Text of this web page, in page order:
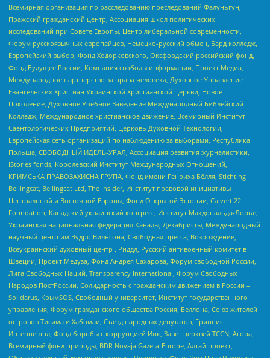
Всемирная организация по расследованию преследований Фалуньгун,
Пражский гражданский центр, Ассоциация школ политических
исследований при Совете Европы, Центр либеральной современности,
Форум русскоязычных европейцев, Немецко-русский обмен, Бард колледж,
Европейский выбор, Фонд Ходорковского, Оксфордский российский фонд,
Фонд Будущее России, Компания свободы информации, Проект Медиа,
Международное партнерство за права человека, Духовное Управление
Евангельских Христиан Украинской Христианской Церкви, Новое
Поколение, Духовное Учебное Заведение Международный Библейский
Колледж, Международное христианское движение, Всемирный Институт
Саентологических Предприятий, Церковь Духовной Технологии,
Европейская сеть организаций по наблюдению за выборами, Республика
Польша, СВОБОДНЫЙ ИДЕЛЬ-УРАЛ, Ассоциация развития журналистики,
IStories fonds, Королевский Институт Международных Отношений,
КРИМСЬКА ПРАВОЗАХИСНА ГРУПА, Фонд имени Генриха Бёлля, Stichting
Bellingcat, Bellingcat Ltd, The Insider, Институт правовой инициативы
Центральной и Восточной Европы, Фонд Открытой Эстонии, Calvert 22
Foundation, Канадский украинский конгресс, Институт Макдональда-Лорье,
Украинская национальная федерация Канады, Декабристы, Международный
научный центр им Вудро Вильсона, Свободная пресса, Возрождение,
Всеукраинский духовный центр , Риддл, Русский антивоенный комитет в
Швеции, Проект Медуза, Фонд Андрея Сахарова, Форум свободной России,
Лига Свободных Наций, Transparеncy International, Форум Свободных
Народов ПостРоссии, Солидарность с гражданским движением в России –
Solidarus, КрымSOS, Свободный университет, Институт государственного
управления, Форум гражданского общества Россия, Беллона, Союз жителей
островов Тисима и Хабомаи, Съезд народных депутатов, Гринпис
Интернешнл, Фонд борьбы с коррупцией Инк, Завет церквей TCCN, Агора,
Всемирный фонд природы, BDR Novaja Gazeta-Europe, Алтай проект,